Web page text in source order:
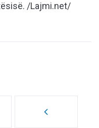
/Lajmi.net/